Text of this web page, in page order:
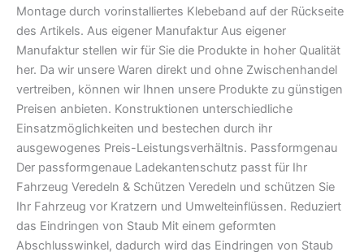
Montage durch vorinstalliertes Klebeband auf der Rückseite
des Artikels. Aus eigener Manufaktur Aus eigener
Manufaktur stellen wir für Sie die Produkte in hoher Qualität
her. Da wir unsere Waren direkt und ohne Zwischenhandel
vertreiben, können wir Ihnen unsere Produkte zu günstigen
Preisen anbieten. Konstruktionen unterschiedliche
Einsatzmöglichkeiten und bestechen durch ihr
ausgewogenes Preis-Leistungsverhältnis. Passformgenau
Der passformgenaue Ladekantenschutz passt für Ihr
Fahrzeug Veredeln & Schützen Veredeln und schützen Sie
Ihr Fahrzeug vor Kratzern und Umwelteinflüssen. Reduziert
das Eindringen von Staub Mit einem geformten
Abschlusswinkel, dadurch wird das Eindringen von Staub